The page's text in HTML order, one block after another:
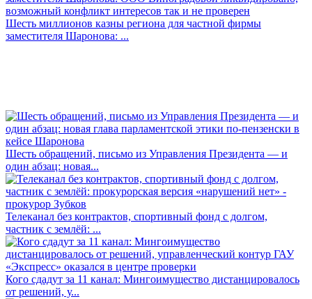
Шесть миллионов казны региона для частной фирмы
заместителя Шаронова: ...
Шесть обращений, письмо из Управления Президента — и
один абзац: новая...
Телеканал без контрактов, спортивный фонд с долгом,
частник с землёй: ...
Кого сдадут за 11 канал: Мингоимущество дистанцировалось
от решений, у...